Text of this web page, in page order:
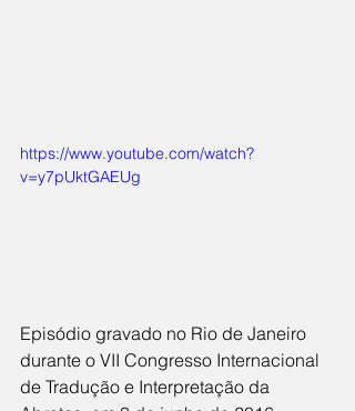
https://www.youtube.com/watch?
v=y7pUktGAEUg
Episódio gravado no Rio de Janeiro
durante o VII Congresso Internacional
de Tradução e Interpretação da